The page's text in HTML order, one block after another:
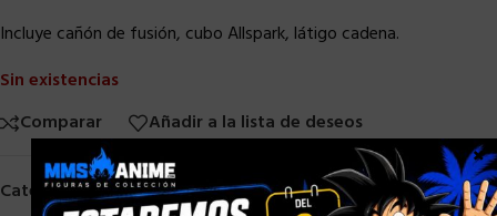
Incluye cañón de fusión, cubo Allspark, látigo cadena.
Sin existencias
Comparar
Añadir a la lista de deseos
Categorías:HASBRO,TRANSFORMERS
×